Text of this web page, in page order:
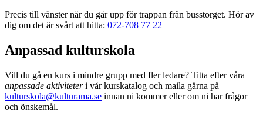
Precis till vänster när du går upp för trappan från busstorget. Hör av
dig om det är svårt att hitta: 072-708 77 22
Anpassad kulturskola
Vill du gå en kurs i mindre grupp med fler ledare? Titta efter våra
anpassade aktiviteteri vår kurskatalog och maila gärna på
kulturskola@kulturama.se innan ni kommer eller om ni har frågor
och önskemål.